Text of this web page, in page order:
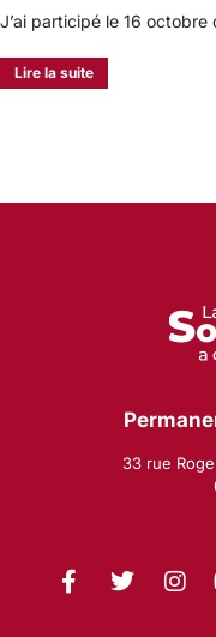
J’ai participé le 16 octobre
Lire la suite
33 rue